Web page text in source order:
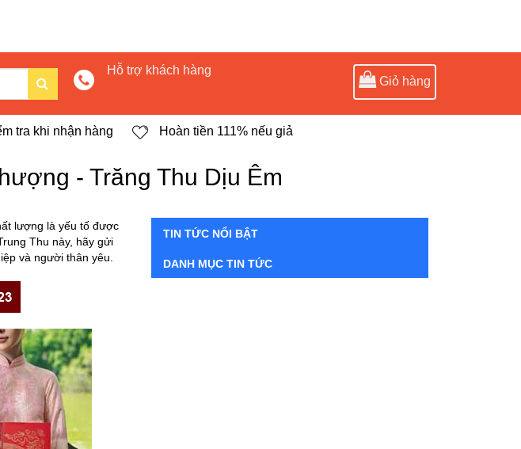
Hỗ trợ khách hàng
Giỏ hàng
tra khi nhận hàng Hoàn tiền 111% nếu giả
- Trăng Thu Dịu Êm
lượng là yếu tố được
Thu này, hãy gửi
và người thân yêu.
TIN TỨC NỔI BẬT
DANH MỤC TIN TỨC